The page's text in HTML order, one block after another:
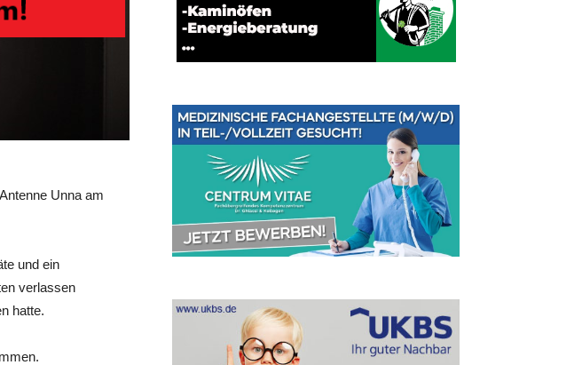
Unna am
und ein
verlassen
hatte.